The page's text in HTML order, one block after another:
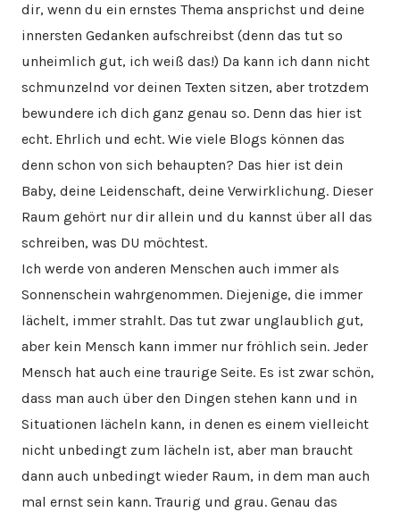
dir, wenn du ein ernstes Thema ansprichst und deine
innersten Gedanken aufschreibst (denn das tut so
unheimlich gut, ich weiß das!) Da kann ich dann nicht
schmunzelnd vor deinen Texten sitzen, aber trotzdem
bewundere ich dich ganz genau so. Denn das hier ist
echt. Ehrlich und echt. Wie viele Blogs können das
denn schon von sich behaupten? Das hier ist dein
Baby, deine Leidenschaft, deine Verwirklichung. Dieser
Raum gehört nur dir allein und du kannst über all das
schreiben, was DU möchtest.
Ich werde von anderen Menschen auch immer als
Sonnenschein wahrgenommen. Diejenige, die immer
lächelt, immer strahlt. Das tut zwar unglaublich gut,
aber kein Mensch kann immer nur fröhlich sein. Jeder
Mensch hat auch eine traurige Seite. Es ist zwar schön,
dass man auch über den Dingen stehen kann und in
Situationen lächeln kann, in denen es einem vielleicht
nicht unbedingt zum lächeln ist, aber man braucht
dann auch unbedingt wieder Raum, in dem man auch
mal ernst sein kann. Traurig und grau. Genau das